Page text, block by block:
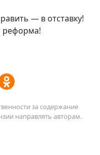
— в отставку!
реформа!
за содержание
направлять авторам.